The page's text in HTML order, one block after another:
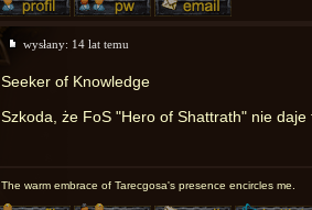
wysłany: 14 lat temu
Seeker of Knowledge
Szkoda, że FoS "Hero of Shattrath" nie daje
The warm embrace of Tarecgosa's presence encircles me.